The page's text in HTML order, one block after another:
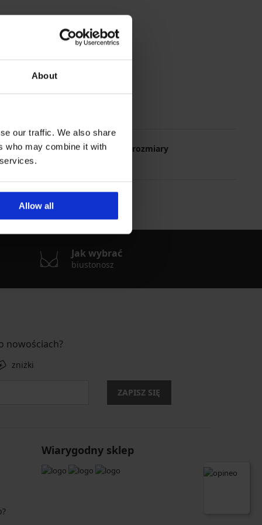
About
our traffic. We also share
who may combine it with
Allow all
Najczęściej wybierane rozmiary
Jak wybrać
biustonosz
nowościach?
zniżki
ZAPISZ SIĘ
Wiarygodny sklep